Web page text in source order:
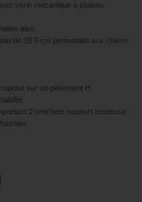
verin mécanique à plateau
aisé.
de 39.5 cm permettant aux chiens
sur un piétement H.
2 crochets support tondeuse